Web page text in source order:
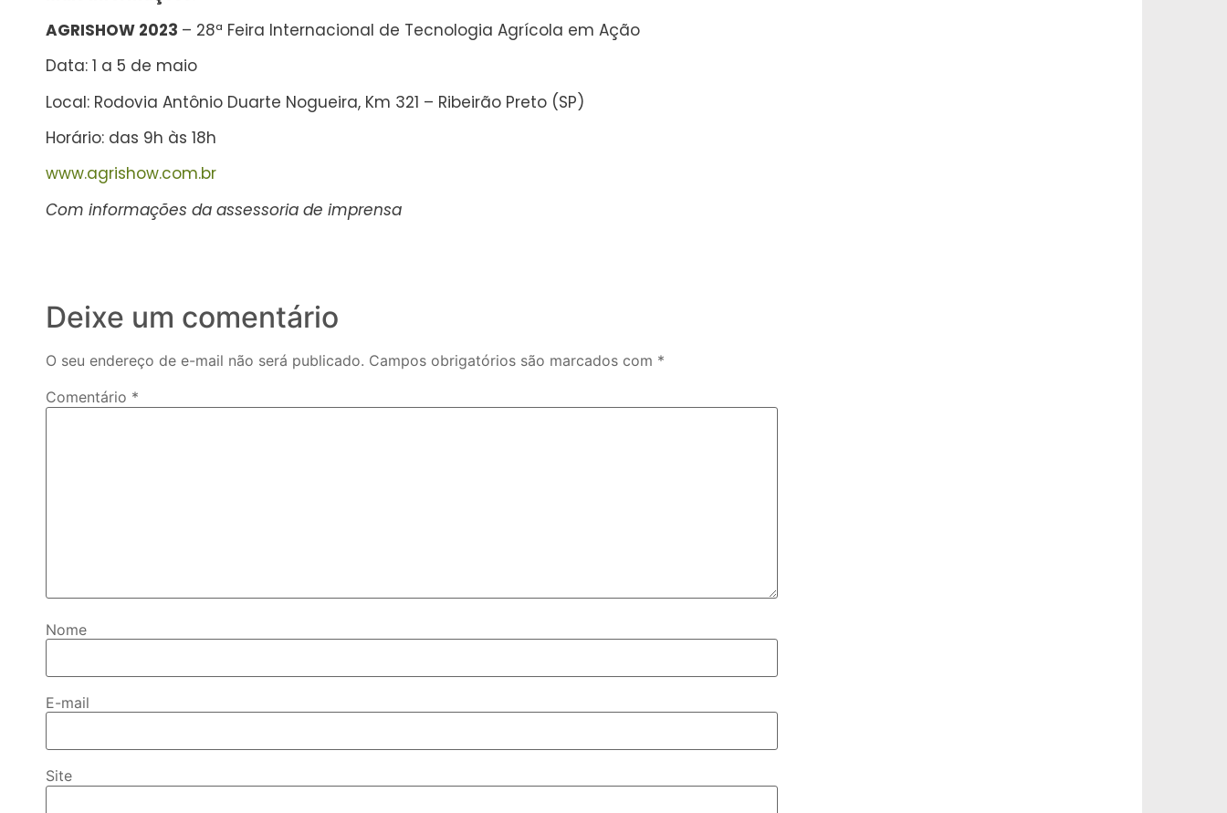
AGRISHOW 2023 – 28ª Feira Internacional de Tecnologia Agrícola em Ação
Data: 1 a 5 de maio
Local: Rodovia Antônio Duarte Nogueira, Km 321 – Ribeirão Preto (SP)
Horário: das 9h às 18h
www.agrishow.com.br
Com informações da assessoria de imprensa
Deixe um comentário
O seu endereço de e-mail não será publicado. Campos obrigatórios são marcados com *
Comentário *
Nome
E-mail
Site